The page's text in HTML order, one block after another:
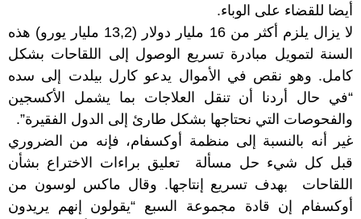
أيضا للقضاء على الوباء.
لا يزال يلزم أكثر من 16 مليار دولار (13,2 مليار يورو) هذه
السنة لتمويل مبادرة تسريع الوصول إلى اللقاحات بشكل
كامل. وهو نقص في الأموال يدعو كارل بيلدت إلى سده
“في حال أردنا أن تنقل العلاجات بما يشمل الأكسجين
والفحوصات التي نحتاجها بشكل طارئ إلى الدول الفقيرة”.
غير أنه بالنسبة إلى منظمة أوكسفام، فإنه من الضروري
قبل كل شيء حل مسألة تعليق براءات الاختراع بشأن
اللقاحات بهدف تسريع إنتاجها. وقال ماكس لوسون من
أوكسفام إن قادة مجموعة السبع “يقولون إنهم يريدون